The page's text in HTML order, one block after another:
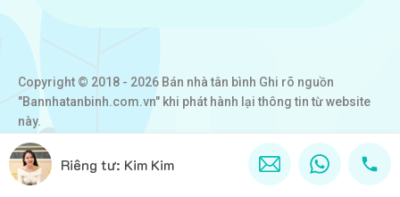
Copyright © 2018 - 2026 Bán nhà tân bình Ghi rõ nguồn
"Bannhatanbinh.com.vn" khi phát hành lại thông tin từ website
này.
VICTORY REAL
Riêng tư: Kim Kim